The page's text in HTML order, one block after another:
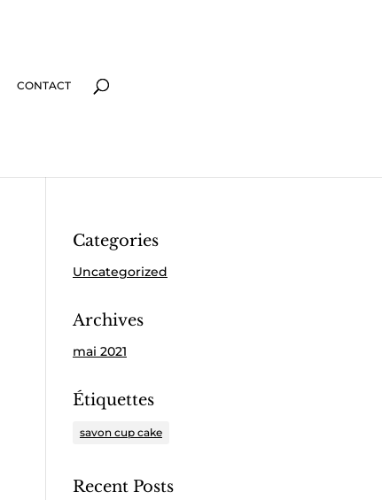
CONTACT
Categories
Uncategorized
Archives
mai 2021
Étiquettes
savon cup cake
Recent Posts